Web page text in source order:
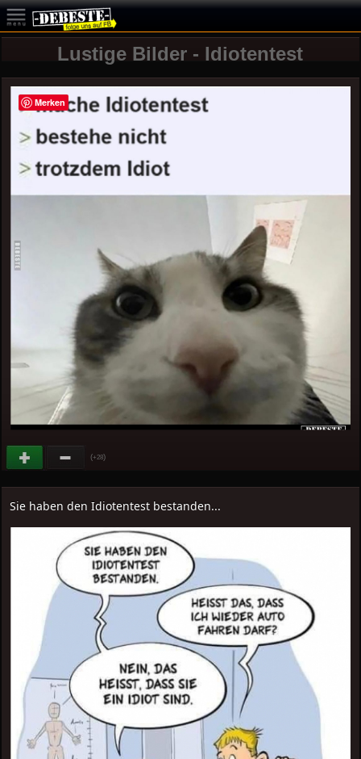
Lustige Bilder - Idiotentest
(+28)
Sie haben den Idiotentest bestanden...
Merken